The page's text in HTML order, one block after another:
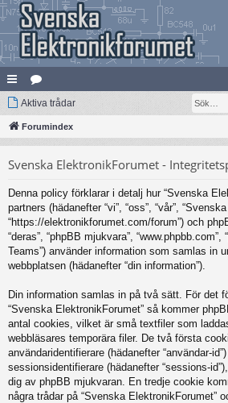
na
bb
ar
at
eg
Aktiva trådar
Forumindex
Svenska ElektronikForumet -
Denna policy förklarar i detalj hur “Svenska
partners (hädanefter “vi”, “oss”, “vår”,
“https://elektronikforumet.com/forum”) och
“deras”, “phpBB mjukvara”, “www.phpbb.com”,
Teams”) använder information som samlas in
webbplatsen (hädanefter “din information”).
Din information samlas in på två sätt. För det
“Svenska ElektronikForumet” så kommer
antal cookies, vilket är små textfiler som
webbläsares temporära filer. De två första
användaridentifierare (hädanefter “användar-
sessionsidentifierare (hädanefter “sessions-
dig av phpBB mjukvaran. En tredje cookie
några trådar på “Svenska ElektronikForumet”